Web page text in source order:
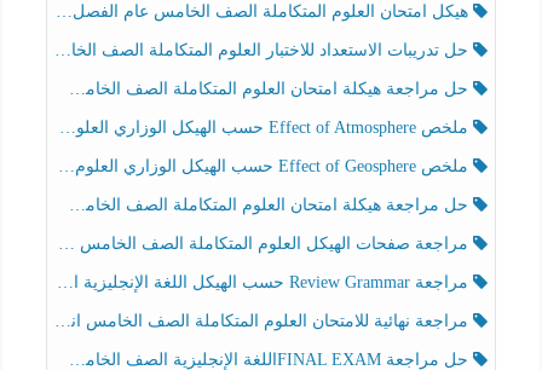
هيكل امتحان العلوم المتكاملة الصف الخامس عام الفصل الدراسي الثالث 2025-2026
حل تدريبات الاستعداد للاختبار العلوم المتكاملة الصف الخامس عام الفصل الثالث
حل مراجعة هيكلة امتحان العلوم المتكاملة الصف الخامس انسبير الفصل الثالث
ملخص Effect of Atmosphere حسب الهيكل الوزاري العلوم المتكاملة الصف الخامس انسبير الفصل الثالث
ملخص Effect of Geosphere حسب الهيكل الوزاري العلوم المتكاملة الصف الخامس انسبير الفصل الثالث
حل مراجعة هيكلة امتحان العلوم المتكاملة الصف الخامس عام الفصل الثالث
مراجعة صفحات الهيكل العلوم المتكاملة الصف الخامس انسبير الفصل الثالث
مراجعة Review Grammar حسب الهيكل اللغة الإنجليزية الصف الخامس الفصل الثالث
مراجعة نهائية للامتحان العلوم المتكاملة الصف الخامس انسبير الفصل الثالث
حل مراجعة FINAL EXAMاللغة الإنجليزية الصف الخامس الفصل الثالث